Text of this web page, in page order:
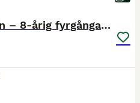
Hannibal från Snäcksjön – 8-årig fyrgångare